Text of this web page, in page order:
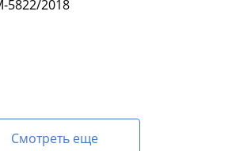
5822/2018
Смотреть еще